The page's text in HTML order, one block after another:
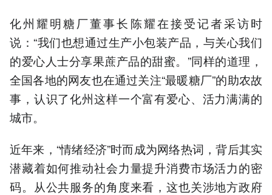
化州耀明糖厂董事长陈耀在接受记者采访时
说：“我们也想通过生产小包装产品，与关心我们
的爱心人士分享果蔗产品的甜蜜。”同样的道理，
全国各地的网友也在通过关注“最暖糖厂”的助农故
事，认识了化州这样一个富有爱心、活力满满的
城市。
近年来，“情绪经济”时而成为网络热词，背后其实
潜藏着如何推动社会力量提升消费市场活力的密
码。从公共服务的角度来看，这也关涉地方政府